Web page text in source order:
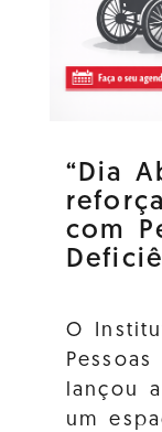
“Dia
com
O
lançou
um